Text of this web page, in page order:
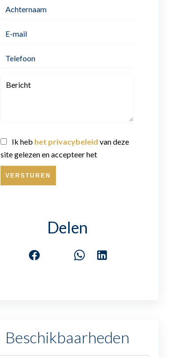
Ik heb het privacybeleid van deze
site gelezen en accepteer het
VERSTUREN
Delen
Beschikbaarheden